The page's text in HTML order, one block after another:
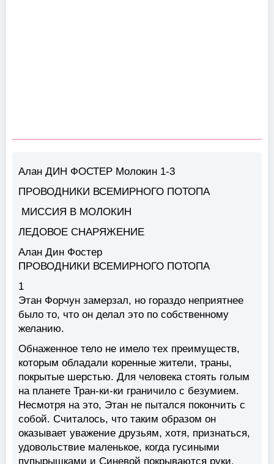
Алан ДИН ФОСТЕР Молокин 1-3
ПРОВОДНИКИ ВСЕМИРНОГО ПОТОПА
МИССИЯ В МОЛОКИН
ЛЕДОВОЕ СНАРЯЖЕНИЕ
Алан Дин Фостер
ПРОВОДНИКИ ВСЕМИРНОГО ПОТОПА
1
Этан Форчун замерзал, но гораздо неприятнее
было то, что он делал это по собственному
желанию.
Обнаженное тело не имело тех преимуществ,
которым обладали коренные жители, траны,
покрытые шерстью. Для человека стоять голым
на планете Тран-ки-ки граничило с безумием.
Несмотря на это, Этан не пытался покончить с
собой. Считалось, что таким образом он
оказывает уважение друзьям, хотя, признаться,
удовольствие маленькое, когда гусиными
пупырышками и Синевой покрываются руки,